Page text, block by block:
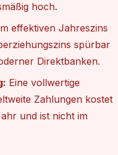
hoch.
effektiven Jahreszins
spürbar
Direktbanken.
Eine vollwertige
Zahlungen kostet
und ist nicht im